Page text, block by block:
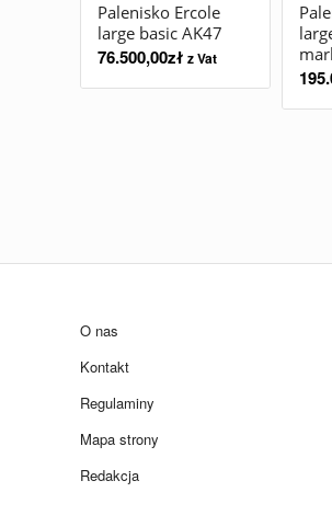
Palenisko Ercole
large basic AK47
76.500,00zł z Vat
O nas
Kontakt
Regulaminy
Mapa strony
Redakcja